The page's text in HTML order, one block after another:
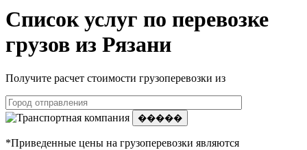
Список услуг по перевозке
грузов из Рязани
Получите расчет стоимости грузоперевозки из
�����
*Приведенные цены на грузоперевозки являются